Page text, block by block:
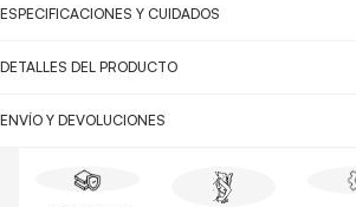
ESPECIFICACIONES Y CUIDADOS
DETALLES DEL PRODUCTO
ENVÍO Y DEVOLUCIONES